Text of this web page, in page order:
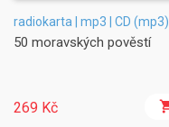
radiokarta | mp3 | CD (mp3)
50 moravských pověstí
269 Kč